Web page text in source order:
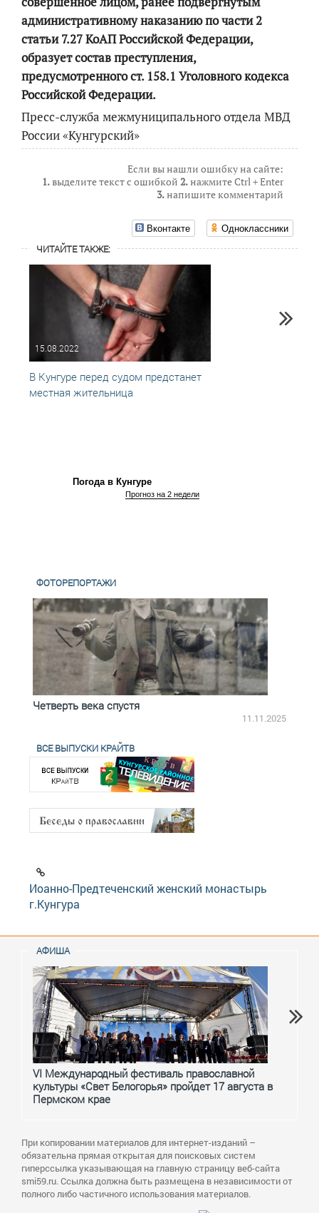
административному наказанию по части 2
статьи 7.27 КоАП Российской Федерации,
образует состав преступления,
предусмотренного ст. 158.1 Уголовного кодекса
Российской Федерации.
Пресс-служба межмуниципального отдела МВД
России «Кунгурский»
Если вы нашли ошибку на сайте:
1.выделите текст с ошибкой 2.нажмите Ctrl + Enter
3.напишите комментарий
Вконтакте Одноклассники
ЧИТАЙТЕ ТАКЖЕ:
15.08.2022
В Кунгуре перед судом предстанет
местная жительница
Погода в Кунгуре
Прогноз на 2 недели
ФОТОРЕПОРТАЖИ
Четверть века спустя
11.11.2025
ВСЕ ВЫПУСКИ КРАЙТВ
Иоанно-Предтеченский женский монастырь
г.Кунгура
АФИША
VI Международный фестиваль православной
культуры «Свет Белогорья» пройдет 17 августа в
Пермском крае
При копировании материалов для интернет-изданий –
обязательна прямая открытая для поисковых систем
гиперссылка указывающая на главную страницу веб-сайта
smi59.ru. Ссылка должна быть размещена в независимости от
полного либо частичного использования материалов.